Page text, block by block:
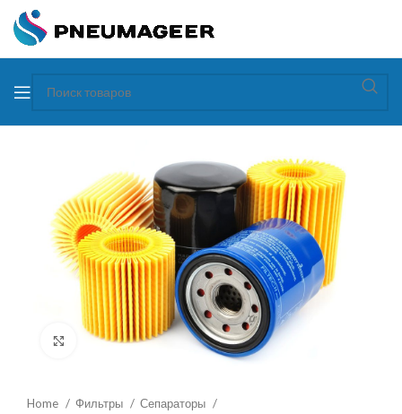
Увеличить
Home Фильтры
Сепараторы